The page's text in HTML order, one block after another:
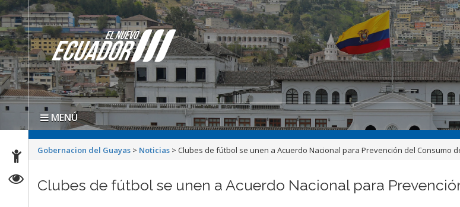
MENÚ
Gobernacion del Guayas > Noticias >Clubes de fútbol se unen a Acuerdo Nacional para Prevención del Consumo
Clubes de fútbol se unen a Acuerdo Nacional para